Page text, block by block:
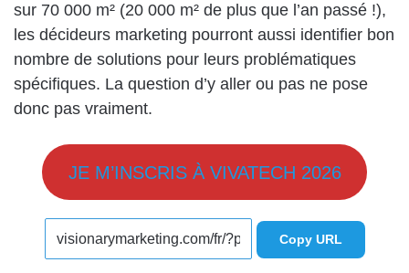
sur 70 000 m² (20 000 m² de plus que l’an passé !),
les décideurs marketing pourront aussi identifier bon
nombre de solutions pour leurs problématiques
spécifiques. La question d’y aller ou pas ne pose
donc pas vraiment.
JE M’INSCRIS À VIVATECH 2026
Copy URL